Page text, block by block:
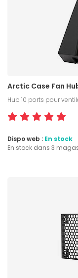
Arctic Case Fan
Hub 10 ports pour
Dispo web : En stock
En stock dans 3